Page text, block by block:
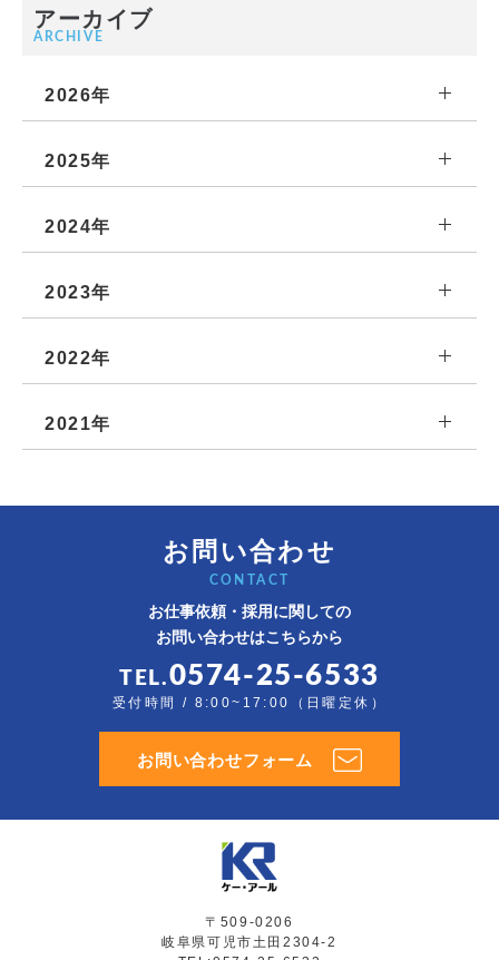
アーカイブ
ARCHIVE
2026年
2025年
2024年
2023年
2022年
2021年
お問い合わせ
CONTACT
お仕事依頼・採用に関しての
お問い合わせはこちらから
TEL.0574-25-6533
受付時間 / 8:00~17:00（日曜定休）
お問い合わせフォーム
〒509-0206
岐阜県可児市土田2304-2